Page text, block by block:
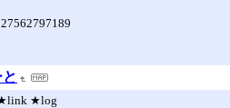
★link ★log